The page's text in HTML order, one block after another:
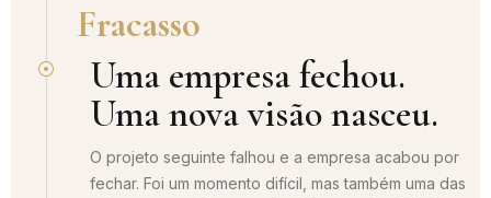
Fracasso
Uma empresa fechou.
Uma nova visão nasceu.
O projeto seguinte falhou e a empresa acabou por
fechar. Foi um momento difícil, mas também uma das